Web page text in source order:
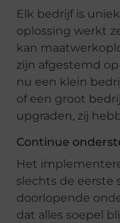
Elk bedrijf is
oplossing werkt
kan
zijn afgestemd
nu een klein
of een groot
upgraden, zij
Continue
Het
slechts de eerste
doorlopende
dat alles soepel